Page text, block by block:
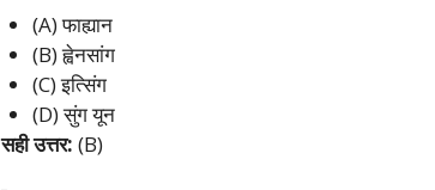
(A) फाह्यान
(B) ह्वेनसांग
(C) इत्सिंग
(D) सुंग यून
सही उत्तर: (B)